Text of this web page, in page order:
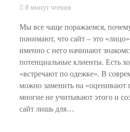
8 минут чтения
Мы все чаще поражаемся,
понимают, что сайт – это
именно с него начинают
потенциальные клиенты. Есть
«встречают по одежке». В
можно заменить на «оценивают
многие не учитывают этого и
сайт лишь для…